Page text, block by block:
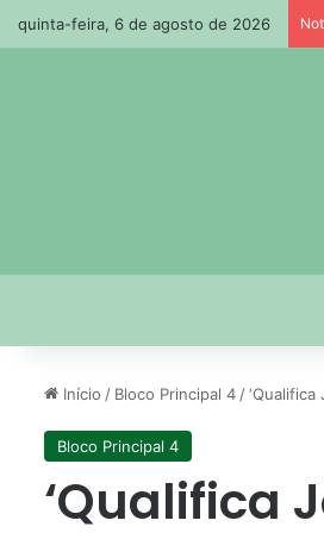
quinta-feira, 6 de agosto de 2026
Início / Bloco Principal 4 /
Bloco Principal 4
‘Qualifica